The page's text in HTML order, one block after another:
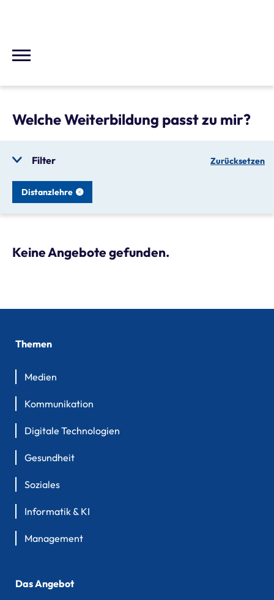
Welche Weiterbildung passt zu mir?
Filter
Distanzlehre
Zurücksetzen
Keine Angebote gefunden.
Themen
Medien
Kommunikation
Digitale Technologien
Gesundheit
Soziales
Informatik & KI
Management
Das Angebot